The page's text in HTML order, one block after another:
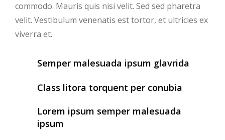
commodo. Mauris quis nisi velit. Sed sed pharetra
velit. Vestibulum venenatis est tortor, et ultricies ex
viverra et.
Semper malesuada ipsum glavrida
Class litora torquent per conubia
Lorem ipsum semper malesuada
ipsum